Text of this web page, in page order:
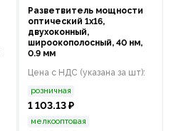
Разветвитель мощности
оптический 1х16,
двухоконный,
широокополосный, 40 нм,
0.9 мм
Цена с НДС (указана за шт):
розничная
1 103.13 ₽
мелкооптовая